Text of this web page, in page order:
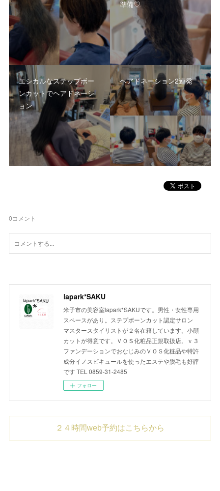
準備♡
エシカルなステップボー
ンカットでヘアドネーシ
ョン
ヘアドネーション2連発
0コメント
lapark*SAKU
米子市の美容室lapark*SAKUです。男性・女性専用
スペースがあり。ステプボーンカット認定サロン
マスタースタイリストが２名在籍しています。小顔
カットが得意です。ＶＯＳ化粧品正規取扱店。ｖ３
ファンデーションでおなじみのＶＯＳ化粧品や特許
成分イノスピキュールを使ったエステや脱毛も好評
です TEL 0859-31-2485
フォロー
２４時間web予約はこちらから